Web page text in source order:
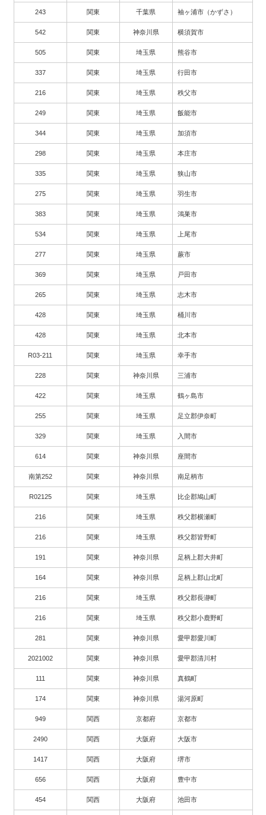
243 関東 千葉県 袖ヶ浦市（かずさ）
542 関東 神奈川県 横須賀市
505 関東 埼玉県 熊谷市
337 関東 埼玉県 行田市
216 関東 埼玉県 秩父市
249 関東 埼玉県 飯能市
344 関東 埼玉県 加須市
298 関東 埼玉県 本庄市
335 関東 埼玉県 狭山市
275 関東 埼玉県 羽生市
383 関東 埼玉県 鴻巣市
534 関東 埼玉県 上尾市
277 関東 埼玉県 蕨市
369 関東 埼玉県 戸田市
265 関東 埼玉県 志木市
428 関東 埼玉県 桶川市
428 関東 埼玉県 北本市
R03-211 関東 埼玉県 幸手市
228 関東 神奈川県 三浦市
422 関東 埼玉県 鶴ヶ島市
255 関東 埼玉県 足立郡伊奈町
329 関東 埼玉県 入間市
614 関東 神奈川県 座間市
南第252 関東 神奈川県 南足柄市
R02125 関東 埼玉県 比企郡鳩山町
216 関東 埼玉県 秩父郡横瀬町
216 関東 埼玉県 秩父郡皆野町
191 関東 神奈川県 足柄上郡大井町
164 関東 神奈川県 足柄上郡山北町
216 関東 埼玉県 秩父郡長瀞町
216 関東 埼玉県 秩父郡小鹿野町
281 関東 神奈川県 愛甲郡愛川町
2021002 関東 神奈川県 愛甲郡清川村
111 関東 神奈川県 真鶴町
174 関東 神奈川県 湯河原町
949 関西 京都府 京都市
2490 関西 大阪府 大阪市
1417 関西 大阪府 堺市
656 関西 大阪府 豊中市
454 関西 大阪府 池田市